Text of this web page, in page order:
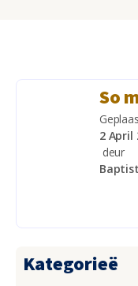
So
2 April
deur
Kategorieë